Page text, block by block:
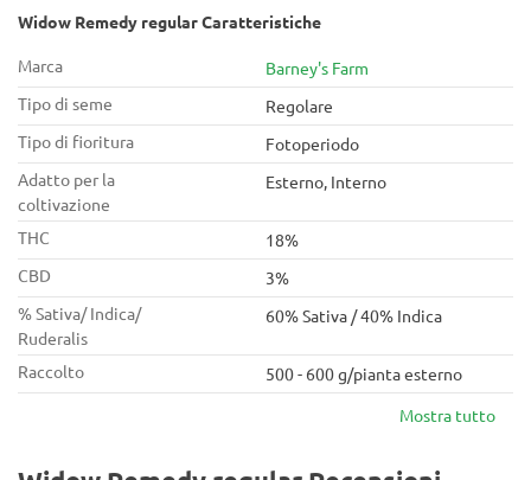
Widow Remedy regular Caratteristiche
Marca
Barney's Farm
Tipo di seme
Regolare
Tipo di fioritura
Fotoperiodo
Adatto per la
coltivazione
Esterno, Interno
THC
18%
CBD
3%
% Sativa/ Indica/
Ruderalis
60% Sativa / 40% Indica
Raccolto
500 - 600 g/pianta esterno
Mostra tutto